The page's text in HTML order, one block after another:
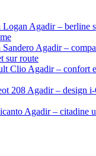
Agadir – berline
Agadir –
sur route
Clio Agadir – confort
208 Agadir – design
Agadir – citadine